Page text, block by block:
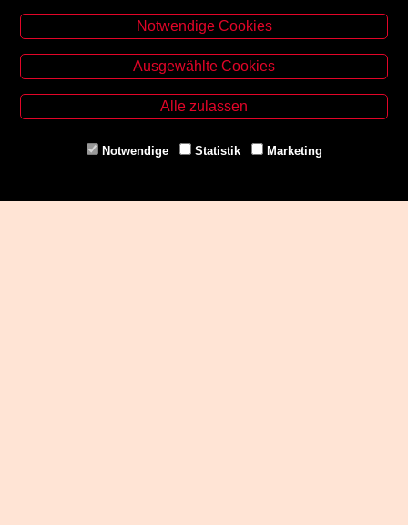
Kontakt
Zinzendorfgasse 29, A-8010 Graz
Tel. +43 316 32 79 52
Fax. +43 316 32 79 52 21
www.uni-buchladen.at
Notwendige Cookies
Ausgewählte Cookies
Alle zulassen
Notwendige Statistik Marketing